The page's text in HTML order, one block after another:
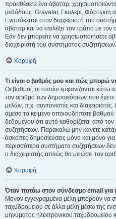
προσθέσετε ένα άβαταρ,
μεθόδους: Gravatar, Γκαλερί,
Εναπόκειται στον διαχειριστή του
άβαταρ και να επιλέξει τον τρόπο με
Εάν δεν μπορείτε να χρησιμοποιήσετε
διαχειριστή του συστήματος συζητήσεων.
Κορυφή
Τι είναι ο βαθμός μου και πώς μπορώ
Οι βαθμοί, οι οποίοι εμφανίζονται
τον αριθμό των δημοσιεύσεων που έχετε
μελών, π.χ. συντονιστές και
άμεσα το κείμενο οποιουδήποτε
δεδομένου ότι αυτό καθορίζεται από τον
συζητήσεων. Παρακαλώ μην κάνετε
άσκοπες δημοσιεύσεις μόνο και μόνο
περισσότερα συστήματα συζητήσεων δεν
ο διαχειριστής απλώς θα μειώσει τον
Κορυφή
Όταν πατάω στον σύνδεσμο email για
Μόνον εγγεγραμμένα μέλη μπορούν να
ταχυδρομείου σε άλλα μέλη μέσω της
μηνύματος ηλεκτρονικού ταχυδρομείου